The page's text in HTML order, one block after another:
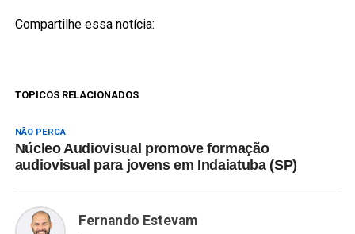
Compartilhe essa notícia:
TÓPICOS RELACIONADOS
NÃO PERCA
Núcleo Audiovisual promove formação
audiovisual para jovens em Indaiatuba (SP)
Fernando Estevam